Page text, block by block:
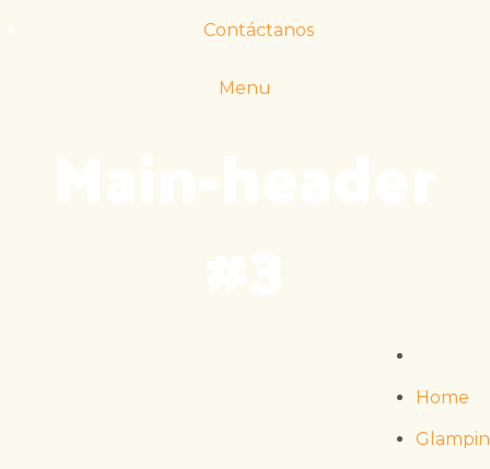
Contáctanos
Menu
Home